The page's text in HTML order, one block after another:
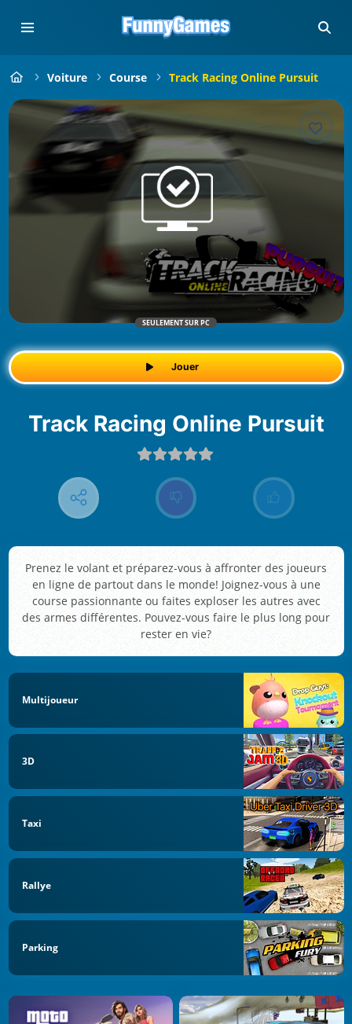
Voiture Course Track Racing Online Pursuit
SEULEMENT SUR PC
Jouer
Track Racing Online Pursuit
Prenez le volant et préparez-vous à affronter des joueurs
en ligne de partout dans le monde! Joignez-vous à une
course passionnante ou faites exploser les autres avec
des armes différentes. Pouvez-vous faire le plus long pour
rester en vie?
Multijoueur
3D
Taxi
Rallye
Parking